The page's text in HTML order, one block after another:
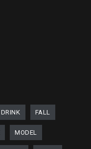
DRINK FALL
MODEL